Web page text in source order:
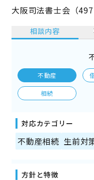
大阪司法書士会（
相談内容
不動産
相続
対応カテゴリー
不動産相続 生前対
方針と特徴